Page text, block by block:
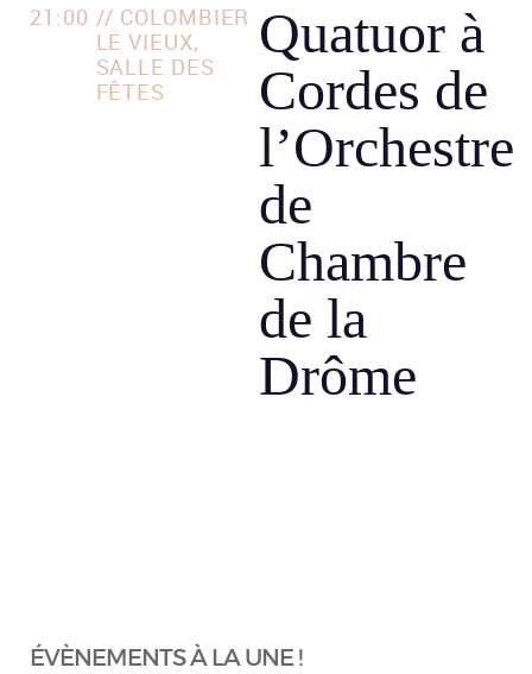
21:00 // COLOMBIER
LE VIEUX,
SALLE DES
FÊTES
Quatuor à
Cordes de
l’Orchestre
de
Chambre
de la
Drôme
ÉVÈNEMENTS À LA UNE !